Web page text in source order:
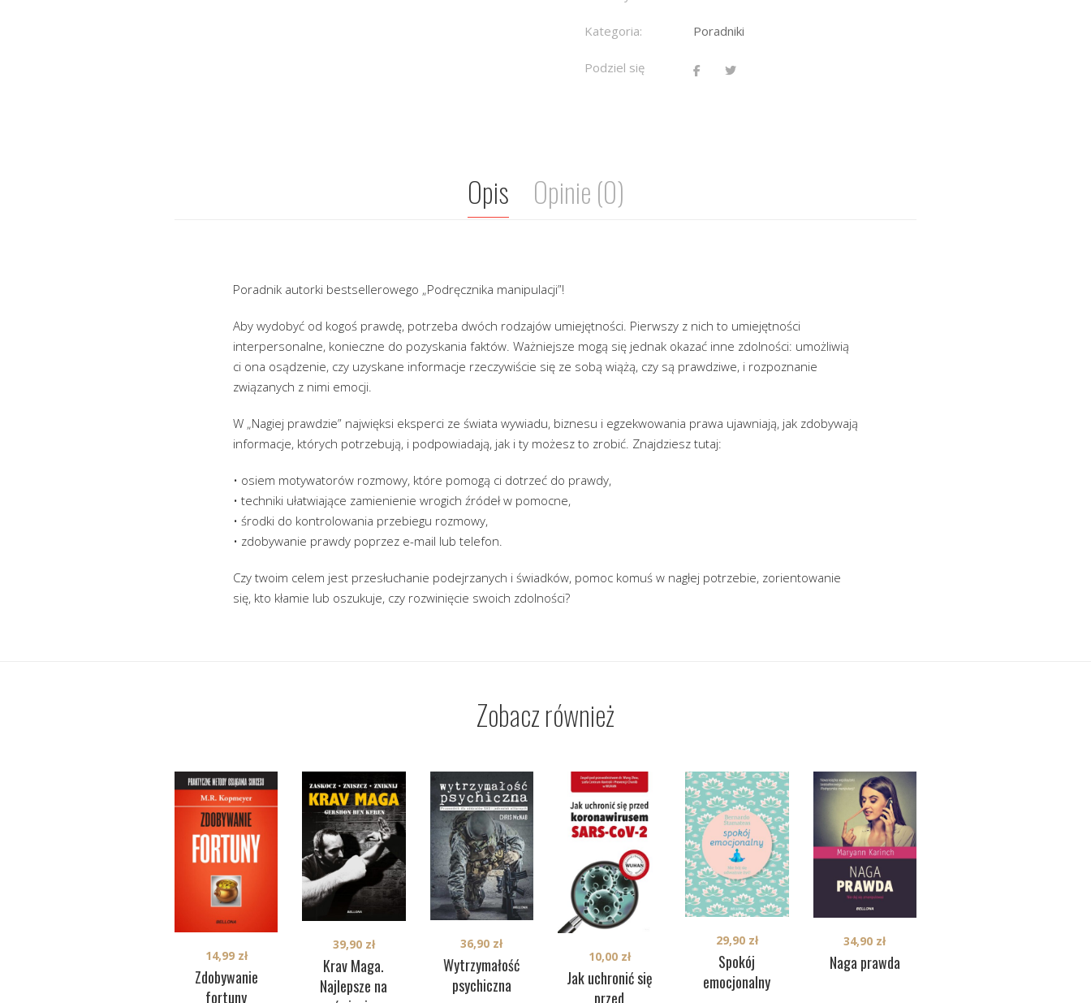
Kategoria: Poradniki
Podziel się
Opis Opinie (0)
Poradnik autorki bestsellerowego „Podręcznika manipulacji”!
Aby wydobyć od kogoś prawdę, potrzeba dwóch rodzajów umiejętności. Pierwszy z nich to umiejętności
interpersonalne, konieczne do pozyskania faktów. Ważniejsze mogą się jednak okazać inne zdolności: umożliwią
ci ona osądzenie, czy uzyskane informacje rzeczywiście się ze sobą wiążą, czy są prawdziwe, i rozpoznanie
związanych z nimi emocji.
W „Nagiej prawdzie” najwięksi eksperci ze świata wywiadu, biznesu i egzekwowania prawa ujawniają, jak zdobywają
informacje, których potrzebują, i podpowiadają, jak i ty możesz to zrobić. Znajdziesz tutaj:
• osiem motywatorów rozmowy, które pomogą ci dotrzeć do prawdy,
• techniki ułatwiające zamienienie wrogich źródeł w pomocne,
• środki do kontrolowania przebiegu rozmowy,
• zdobywanie prawdy poprzez e-mail lub telefon.
Czy twoim celem jest przesłuchanie podejrzanych i świadków, pomoc komuś w nagłej potrzebie, zorientowanie
się, kto kłamie lub oszukuje, czy rozwinięcie swoich zdolności?
Zobacz również
Zdobywanie
fortuny
14,99 zł
Krav Maga.
Najlepsze na
39,90 zł
Wytrzymałość
psychiczna
36,90 zł
Jak uchronić się
przed
10,00 zł
Spokój
emocjonalny
29,90 zł
Naga prawda
34,90 zł